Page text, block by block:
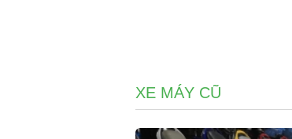
XE MÁY CŨ